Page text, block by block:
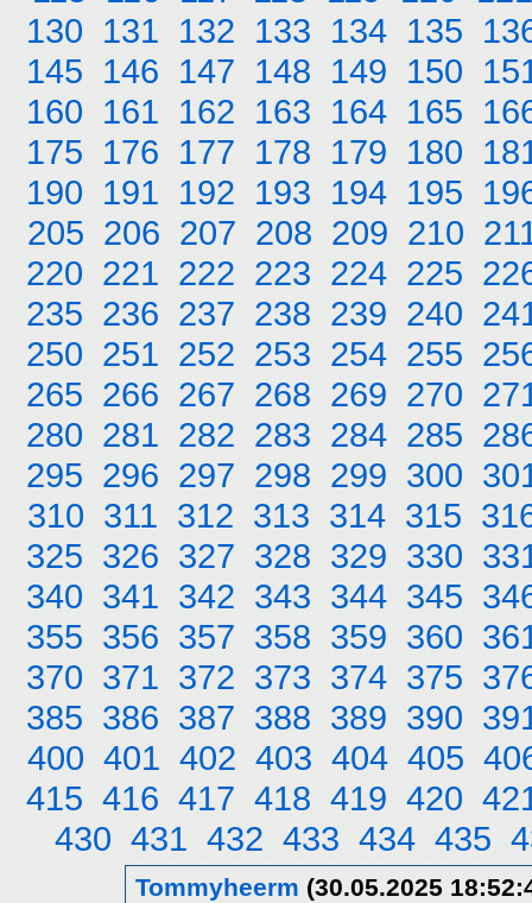
130 131 132 133 134 135
145 146 147 148 149 150
160 161 162 163 164 165
175 176 177 178 179 180
190 191 192 193 194 195
205 206 207 208 209 210
220 221 222 223 224 225
235 236 237 238 239 240
250 251 252 253 254 255
265 266 267 268 269 270
280 281 282 283 284 285
295 296 297 298 299 300
310 311 312 313 314 315
325 326 327 328 329 330
340 341 342 343 344 345
355 356 357 358 359 360
370 371 372 373 374 375
385 386 387 388 389 390
400 401 402 403 404 405
415 416 417 418 419 420
430 431 432 433 434 435
Tommyheerm (30.05.2025